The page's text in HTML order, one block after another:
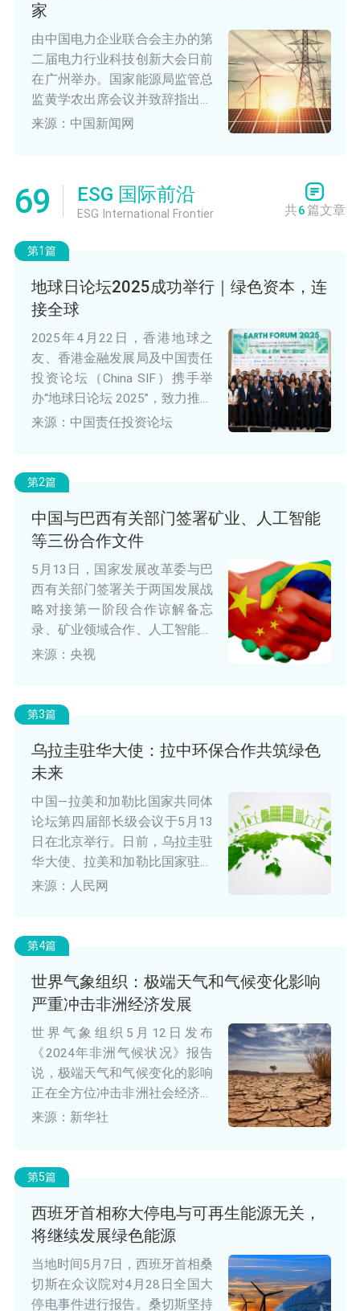
家
由中国电力企业联合会主办的第
二届电力行业科技创新大会日前
在广州举办。国家能源局监管总
监黄学农出席会议并致辞指出，
我国已成为全球新能源并网规模
来源：中国新闻网
69 ESG 国际前沿
ESG International Frontier 共6篇文章
第1篇
地球日论坛2025成功举行｜绿色资本，连
接全球
2025年4月22日，香港地球之
友、香港金融发展局及中国责任
投资论坛（China SIF）携手举
办“地球日论坛 2025”，致力推动
转型金融，迈向可持续发展的未
来源：中国责任投资论坛
第2篇
中国与巴西有关部门签署矿业、人工智能
等三份合作文件
5月13日，国家发展改革委与巴
西有关部门签署关于两国发展战
略对接第一阶段合作谅解备忘
录、矿业领域合作、人工智能合
作三份合作文件。
来源：央视
第3篇
乌拉圭驻华大使：拉中环保合作共筑绿色
未来
中国—拉美和加勒比国家共同体
论坛第四届部长级会议于5月13
日在北京举行。日前，乌拉圭驻
华大使、拉美和加勒比国家驻华
使团团长费尔南多·卢格里斯接
来源：人民网
第4篇
世界气象组织：极端天气和气候变化影响
严重冲击非洲经济发展
世界气象组织5月12日发布
《2024年非洲气候状况》报告
说，极端天气和气候变化的影响
正在全方位冲击非洲社会经济发
展，加剧饥饿、不安全和流离失
来源：新华社
第5篇
西班牙首相称大停电与可再生能源无关，
将继续发展绿色能源
当地时间5月7日，西班牙首相桑
切斯在众议院对4月28日全国大
停电事件进行报告。桑切斯坚持